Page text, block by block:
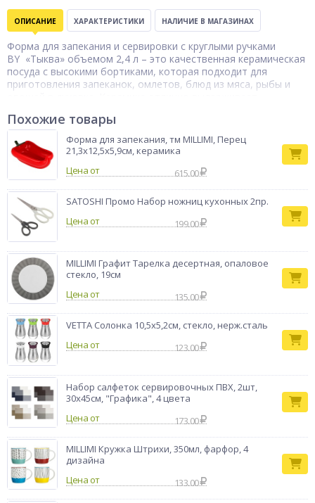
ОПИСАНИЕ ХАРАКТЕРИСТИКИ НАЛИЧИЕ В МАГАЗИНАХ
Форма для запекания и сервировки с круглыми ручками
BY «Тыква» объемом 2,4 л – это качественная керамическая
посуда с высокими бортиками, которая подходит для
приготовления запеканок, омлетов, блюд из мяса, рыбы и
равномерное распределение тепла по всей емкости
предотвращает пригорание блюд. Форма имеет эстетичный и
оригинальный дизайн и будет красиво смотреться на столе в
качестве сервировочного блюда.
Тип товара
Форма для
запекания
Бренд
BY
Похожие товары
Форма для запекания, тм MILLIMI, Перец
21,3x12,5x5,9см, керамика
Цена от
615.00
SATOSHI Промо Набор ножниц кухонных 2пр.
Цена от
199.00
MILLIMI Графит Тарелка десертная, опаловое
стекло, 19см
Цена от
135.00
VETTA Солонка 10,5х5,2см, стекло, нерж.сталь
Цена от
123.00
Набор салфеток сервировочных ПВХ, 2шт,
30x45см, "Графика", 4 цвета
Цена от
173.00
MILLIMI Кружка Штрихи, 350мл, фарфор, 4
дизайна
Цена от
133.00